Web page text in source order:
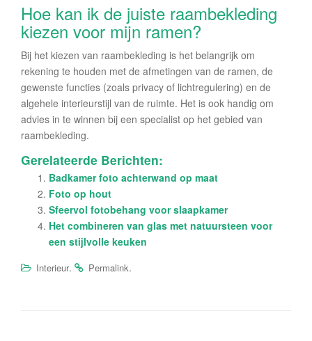
Hoe kan ik de juiste raambekleding
kiezen voor mijn ramen?
Bij het kiezen van raambekleding is het belangrijk om
rekening te houden met de afmetingen van de ramen, de
gewenste functies (zoals privacy of lichtregulering) en de
algehele interieurstijl van de ruimte. Het is ook handig om
advies in te winnen bij een specialist op het gebied van
raambekleding.
Gerelateerde Berichten:
Badkamer foto achterwand op maat
Foto op hout
Sfeervol fotobehang voor slaapkamer
Het combineren van glas met natuursteen voor
een stijlvolle keuken
Interieur. Permalink.